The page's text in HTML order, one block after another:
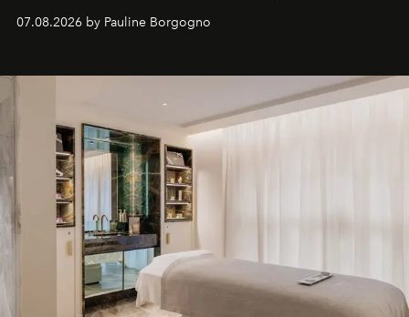
inédites et plongée dans les coulisses d'un phénomène
générationnel.
07.08.2026 by Pauline Borgogno